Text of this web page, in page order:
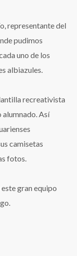
representante del
pudimos
uno de los
albiazules.
recreativista
alumnado. Así
camisetas
fotos.
gran equipo